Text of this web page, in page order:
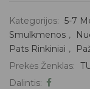
Kategorijos: 5-7
Smulkmenos ,
Pats Rinkiniai ,
Prekės Ženklas:
Dalintis: